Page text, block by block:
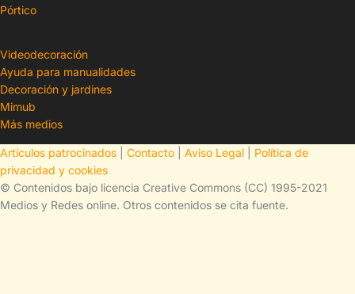
Pórtico
Videodecoración
Ayuda para manualidades
Decoración y jardines
Mimub
Más medios
Artículos patrocinados Contacto Aviso Legal
Política de
privacidad y cookies
© Contenidos bajo licencia Creative Commons (CC) 1995-2021
Medios y Redes online. Otros contenidos se cita fuente.